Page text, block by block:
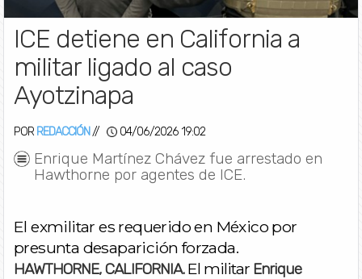
ICE detiene en California a
militar ligado al caso
Ayotzinapa
POR REDACCIÓN // 04/06/2026 19:02
Enrique Martínez Chávez fue arrestado en
Hawthorne por agentes de ICE.
El exmilitar es requerido en México por
presunta desaparición forzada.
HAWTHORNE, CALIFORNIA.El militar Enrique